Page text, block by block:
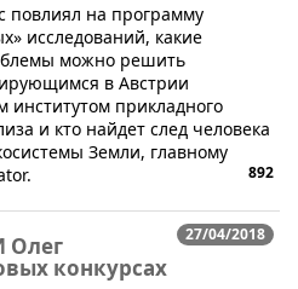
повлиял на программу
исследований, какие
можно решить
в Австрии
прикладного
и кто найдет след человека
Земли, главному
892
27/04/2018
Олег
конкурсах